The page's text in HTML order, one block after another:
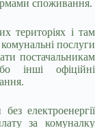
споживання.
територіях і там
послуги
постачальникам
інші офіційні
електроенергії
за комуналку